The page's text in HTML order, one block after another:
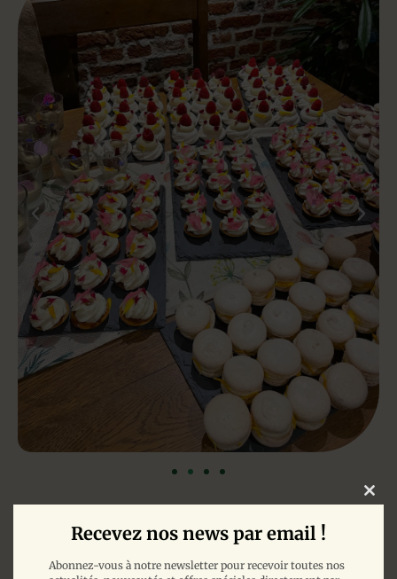
Privatisation
Recevez nos news par email !
Abonnez-vous à notre newsletter pour recevoir toutes nos